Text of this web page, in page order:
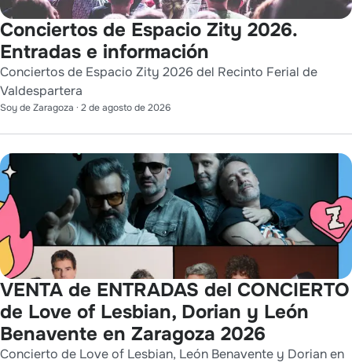
Conciertos de Espacio Zity 2026.
Entradas e información
Conciertos de Espacio Zity 2026 del Recinto Ferial de
Valdespartera
Soy de Zaragoza · 2 de agosto de 2026
VENTA de ENTRADAS del CONCIERTO
de Love of Lesbian, Dorian y León
Benavente en Zaragoza 2026
Concierto de Love of Lesbian, León Benavente y Dorian en